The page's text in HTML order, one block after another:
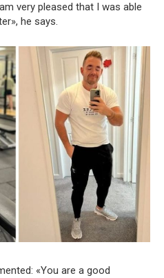
very pleased that I was able
he says.
«You are a good